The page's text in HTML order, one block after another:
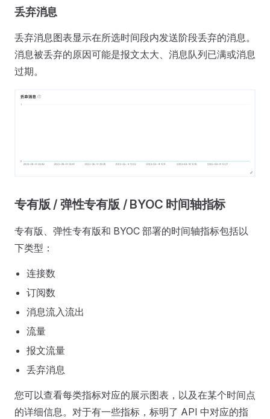
丢弃消息
丢弃消息图表显示在所选时间段内发送阶段丢弃的消息。
消息被丢弃的原因可能是报文太大、消息队列已满或消息
过期。
专有版 / 弹性专有版 / BYOC 时间轴指标
专有版、弹性专有版和 BYOC 部署的时间轴指标包括以
下类型：
连接数
订阅数
消息流入流出
流量
报文流量
丢弃消息
您可以查看每类指标对应的展示图表，以及在某个时间点
的详细信息。对于有一些指标，标明了 API 中对应的指